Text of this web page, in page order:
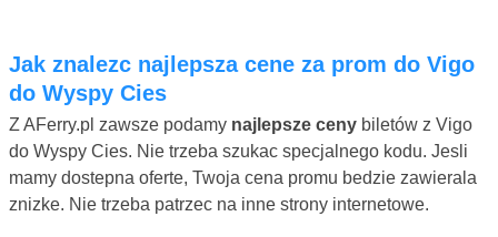
Jak znalezc najlepsza cene za prom do Vigo
do Wyspy Cies
Z AFerry.pl zawsze podamy najlepsze ceny biletów z Vigo
do Wyspy Cies. Nie trzeba szukac specjalnego kodu. Jesli
mamy dostepna oferte, Twoja cena promu bedzie zawierala
znizke. Nie trzeba patrzec na inne strony internetowe.